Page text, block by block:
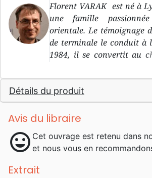
Florent VARAK est né à
une famille
orientale. Le témoignage
de terminale le conduit à
1984, il se convertit au
une église évangélique
études de commerce aux
de University of
1988), tout en
formations bibliques.
à 25 années de travail
l’Église Protestante
Détails du produit
Avis du libraire
mood Cet ouvrage est retenu dans
et nous vous en
Extrait